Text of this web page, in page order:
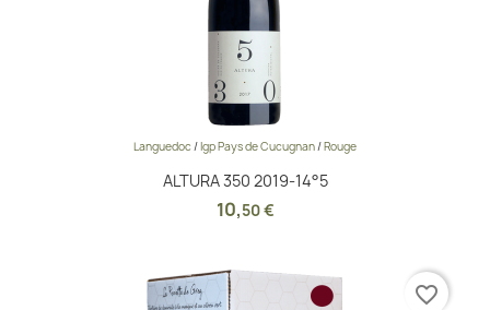
Languedoc /Igp Pays de Cucugnan /Rouge
ALTURA 350 2019-14°5
10,50 €
favorite_border